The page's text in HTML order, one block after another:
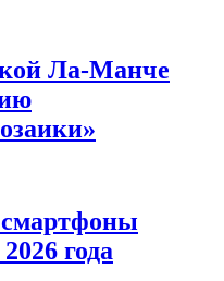
Ла-Манче
года